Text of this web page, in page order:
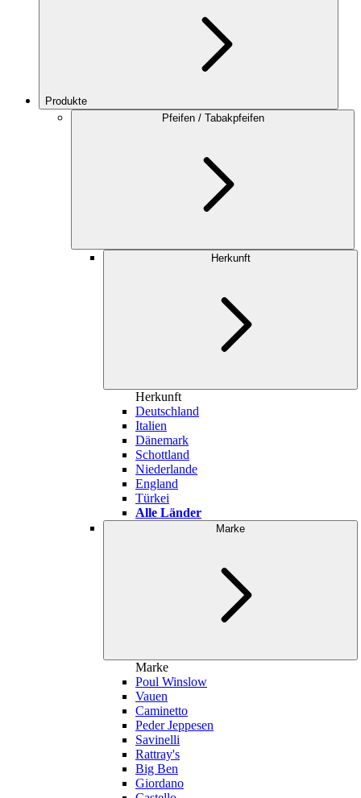
Produkte
Pfeifen / Tabakpfeifen
Herkunft
Herkunft
Deutschland
Italien
Dänemark
Schottland
Niederlande
England
Türkei
Alle Länder
Marke
Marke
Poul Winslow
Vauen
Caminetto
Peder Jeppesen
Savinelli
Rattray's
Big Ben
Giordano